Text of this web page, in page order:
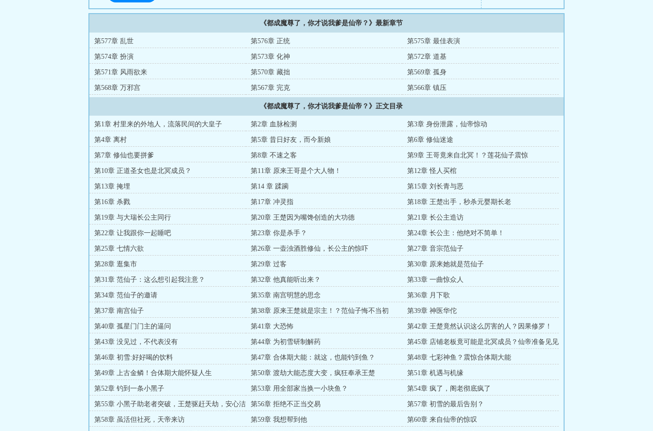
《都成魔尊了，你才说我爹是仙帝？》最新章节
第577章 乱世 第576章 正统 第575章 最佳表演
第574章 扮演 第573章 化神 第572章 道基
第571章 风雨欲来 第570章 藏拙 第569章 孤身
第568章 万邪宫 第567章 完克 第566章 镇压
《都成魔尊了，你才说我爹是仙帝？》正文目录
第1章 村里来的外地人，流落民间的大皇子 第2章 血脉检测 第3章 身份泄露，仙帝惊动
第4章 离村 第5章 昔日好友，而今新娘 第6章 修仙迷途
第7章 修仙也要拼爹 第8章 不速之客 第9章 王哥竟来自北冥！？莲花仙子震惊
第10章 正道圣女也是北冥成员？ 第11章 原来王哥是个大人物！ 第12章 怪人买棺
第13章 掩埋 第14 章 蹂躏 第15章 刘长青与恶
第16章 杀戮 第17章 冲灵指 第18章 王楚出手，秒杀元婴期长老
第19章 与大瑞长公主同行 第20章 王楚因为嘴馋创造的大功德 第21章 长公主造访
第22章 让我跟你一起睡吧 第23章 你是杀手？ 第24章 长公主：他绝对不简单！
第25章 七情六欲 第26章 一壶浊酒胜修仙，长公主的惊吓 第27章 音宗范仙子
第28章 逛集市 第29章 过客 第30章 原来她就是范仙子
第31章 范仙子：这么想引起我注意？ 第32章 他真能听出来？ 第33章 一曲惊众人
第34章 范仙子的邀请 第35章 南宫明慧的思念 第36章 月下歌
第37章 南宫仙子 第38章 原来王楚就是宗主！？范仙子悔不当初 第39章 神医华佗
第40章 孤星门门主的逼问 第41章 大恐怖 第42章 王楚竟然认识这么厉害的人？因果修罗！
第43章 没见过，不代表没有 第44章 为初雪研制解药
第45章 店铺老板竟可能是北冥成员？仙帝准备见见
王楚
第46章 初雪:好好喝的饮料 第47章 合体期大能：就这，也能钓到鱼？ 第48章 七彩神鱼？震惊合体期大能
第49章 上古金鳞！合体期大能怀疑人生 第50章 渡劫大能态度大变，疯狂奉承王楚 第51章 机遇与机缘
第52章 钓到一条小黑子 第53章 用全部家当换一小块鱼？ 第54章 疯了，阁老彻底疯了
第55章 小黑子助老者突破，王楚驱赶天劫，安心洁
怀疑人生
第56章 拒绝不正当交易 第57章 初雪的最后告别？
第58章 虽活但社死，天帝来访 第59章 我想帮到他 第60章 来自仙帝的惊叹